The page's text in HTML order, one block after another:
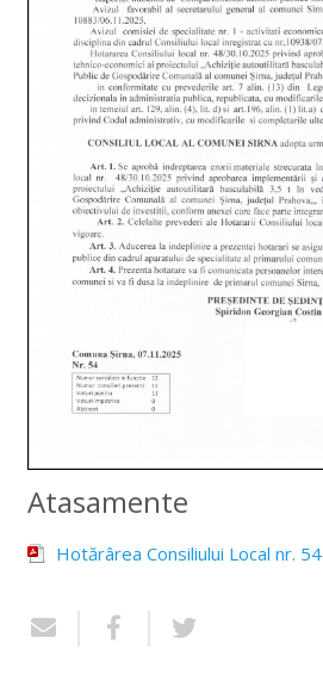
Atasamente
Hotărârea Consiliului Local nr. 54